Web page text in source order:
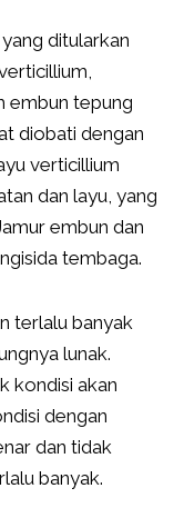
ditularkan
embun tepung
diobati dengan
verticillium
dan layu, yang
embun dan
tembaga.
terlalu banyak
lunak.
kondisi akan
dengan
dan tidak
banyak.